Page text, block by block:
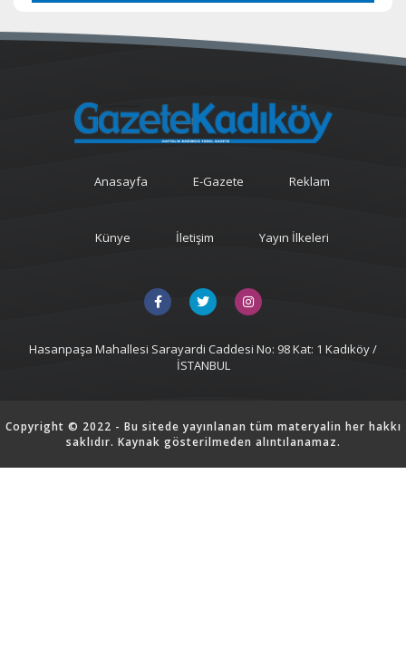
Anasayfa E-Gazete Reklam
Künye İletişim Yayın İlkeleri
Hasanpaşa Mahallesi Sarayardi Caddesi No: 98 Kat: 1 Kadıköy /
İSTANBUL
Copyright © 2022 - Bu sitede yayınlanan tüm materyalin her hakkı
saklıdır. Kaynak gösterilmeden alıntılanamaz.